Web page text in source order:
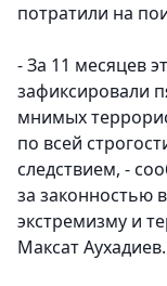
потратили на
- За 11 месяцев
зафиксировали
мнимых
по всей
следствием, -
за законностью
экстремизму и
Максат Аухадиев.